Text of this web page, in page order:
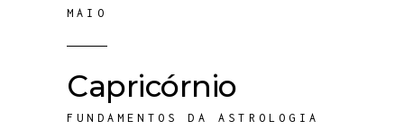
MAIO
Capricórnio
FUNDAMENTOS DA ASTROLOGIA